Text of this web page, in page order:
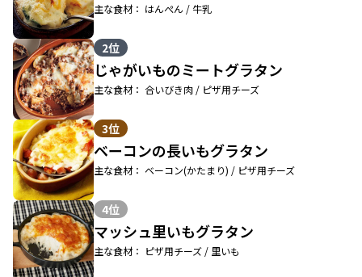
主な食材： はんぺん / 牛乳
2位
じゃがいものミートグラタン
主な食材： 合いびき肉 / ピザ用チーズ
3位
ベーコンの長いもグラタン
主な食材： ベーコン(かたまり) / ピザ用チーズ
4位
マッシュ里いもグラタン
主な食材： ピザ用チーズ / 里いも